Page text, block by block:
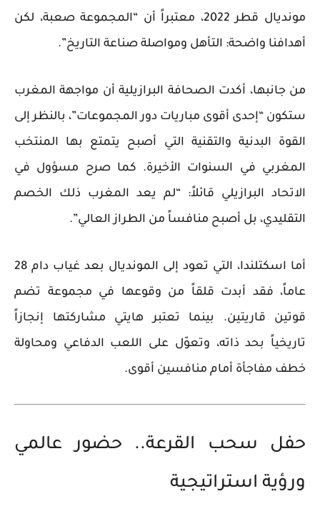
مونديال قطر 2022، معتبراً أن “المجموعة صعبة، لكن
أهدافنا واضحة: التأهل ومواصلة صناعة التاريخ”.
من جانبها، أكدت الصحافة البرازيلية أن مواجهة المغرب
ستكون “إحدى أقوى مباريات دور المجموعات”، بالنظر إلى
القوة البدنية والتقنية التي أصبح يتمتع بها المنتخب
المغربي في السنوات الأخيرة. كما صرح مسؤول في
الاتحاد البرازيلي قائلاً: “لم يعد المغرب ذلك الخصم
التقليدي، بل أصبح منافساً من الطراز العالي”.
أما اسكتلندا، التي تعود إلى المونديال بعد غياب دام 28
عاماً، فقد أبدت قلقاً من وقوعها في مجموعة تضم
قوتين قاريتين. بينما تعتبر هايتي مشاركتها إنجازاً
تاريخياً بحد ذاته، وتعوّل على اللعب الدفاعي ومحاولة
خطف مفاجأة أمام منافسين أقوى.
حفل سحب القرعة.. حضور عالمي
ورؤية استراتيجية